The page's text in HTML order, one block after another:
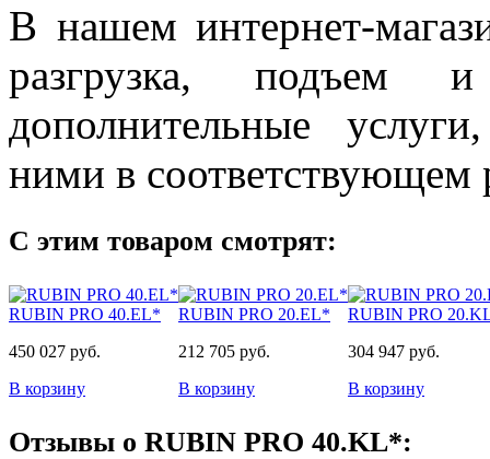
В нашем интернет-
разгрузка, подъем
дополнительные
ними в соответствующем
С этим товаром смотрят:
RUBIN PRO 40.EL*
450 027 руб.
В корзину
RUBIN PRO 20.EL*
212 705 руб.
В корзину
RUBIN PRO
304 947 руб.
В корзину
Отзывы о RUBIN PRO 40.KL*: